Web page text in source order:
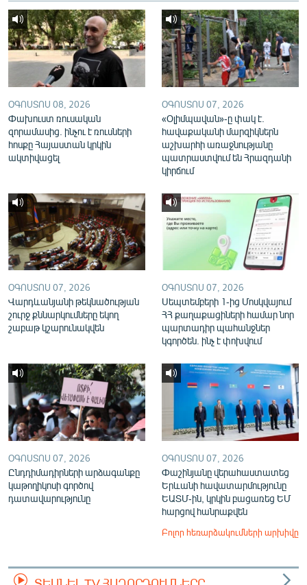
Русский
ՀԵՏԵՎԵՔ ՄԵԶ
«Ազատության» բոլոր կայքերը
ՕԳՈՍՏՈՍ 08, 2026
Փախուստ ռուսական
զորամասից. ինչու է ռուսների
հոսքը Հայաստան կրկին
ակտիվացել
ՕԳՈՍՏՈՍ 07, 2026
«Օլիմպավան»-ը փակ է.
հավաքականի մարզիկներն
աշխարհի առաջնությանը
պատրաստվում են Հրազդանի
կիրճում
ՕԳՈՍՏՈՍ 07, 2026
Վարդևանյանի թեկնածության
շուրջ քննարկումները եկող
շաբաթ կշարունակվեն
ՕԳՈՍՏՈՍ 07, 2026
Սեպտեմբերի 1-ից Մոսկվայում
ՀՀ քաղաքացիների համար նոր
պարտադիր պահանջներ
կգործեն. ինչ է փոխվում
ՕԳՈՍՏՈՍ 07, 2026
Ընդդիմադիրների արձագանքը
կաթողիկոսի գործով
դատավարությունը
ՕԳՈՍՏՈՍ 07, 2026
Փաշինյանը վերահաստատեց
Երևանի հավատարմությունը
ԵԱՏՄ-ին, կրկին բացառեց ԵՄ
հարցով հանրաքվեն
Բոլոր հեռարձակումների արխիվը